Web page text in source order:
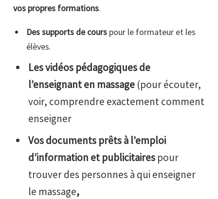
vos propres formations.
Des supports de courspour le formateur et les
élèves.
Les vidéos pédagogiques de
l’enseignant en massage (pour écouter,
voir, comprendre exactement comment
enseigner
Vos documents prêts à l’emploi
d’information et publicitaires pour
trouver des personnes à qui enseigner
le massage,